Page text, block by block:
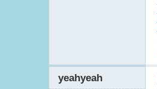
yeahyeah